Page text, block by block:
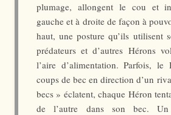
plumage, allongent le cou et
gauche et à droite de façon à
haut, une posture qu’ils utilisent
prédateurs et d’autres Hérons
l’aire d’alimentation. Parfois, le
coups de bec en direction d’un
becs » éclatent, chaque Héron
de l’autre dans son bec. Un